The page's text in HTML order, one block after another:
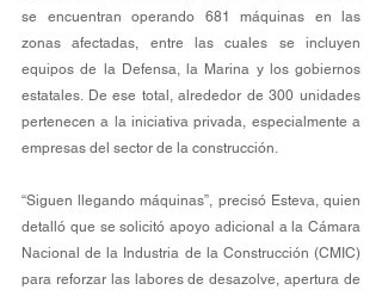
se encuentran operando 681 máquinas en las
zonas afectadas, entre las cuales se incluyen
equipos de la Defensa, la Marina y los gobiernos
estatales. De ese total, alrededor de 300 unidades
pertenecen a la iniciativa privada, especialmente a
empresas del sector de la construcción.
“Siguen llegando máquinas”, precisó Esteva, quien
detalló que se solicitó apoyo adicional a la Cámara
Nacional de la Industria de la Construcción (CMIC)
para reforzar las labores de desazolve, apertura de